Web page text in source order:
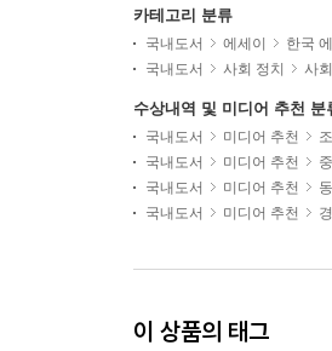
카테고리 분류
국내도서 에세이
한국
국내도서
사회 정치 사
수상내역 및 미디어 추천 분
국내도서 미디어 추천
국내도서
미디어 추천
국내도서
미디어 추천
국내도서
미디어 추천
이 상품의 태그